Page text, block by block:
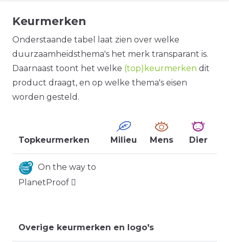
Keurmerken
Onderstaande tabel laat zien over welke
duurzaamheidsthema's het merk transparant is.
Daarnaast toont het welke (top)keurmerken dit
product draagt, en op welke thema's eisen
worden gesteld.
Topkeurmerken Milieu Mens Dier
On the way to
PlanetProof
Overige keurmerken en logo's